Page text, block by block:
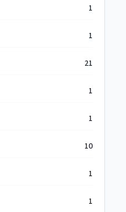
1
1
21
1
1
10
1
1